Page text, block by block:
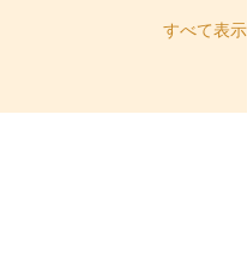
すべて表示